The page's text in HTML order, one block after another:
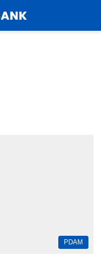
PDAM